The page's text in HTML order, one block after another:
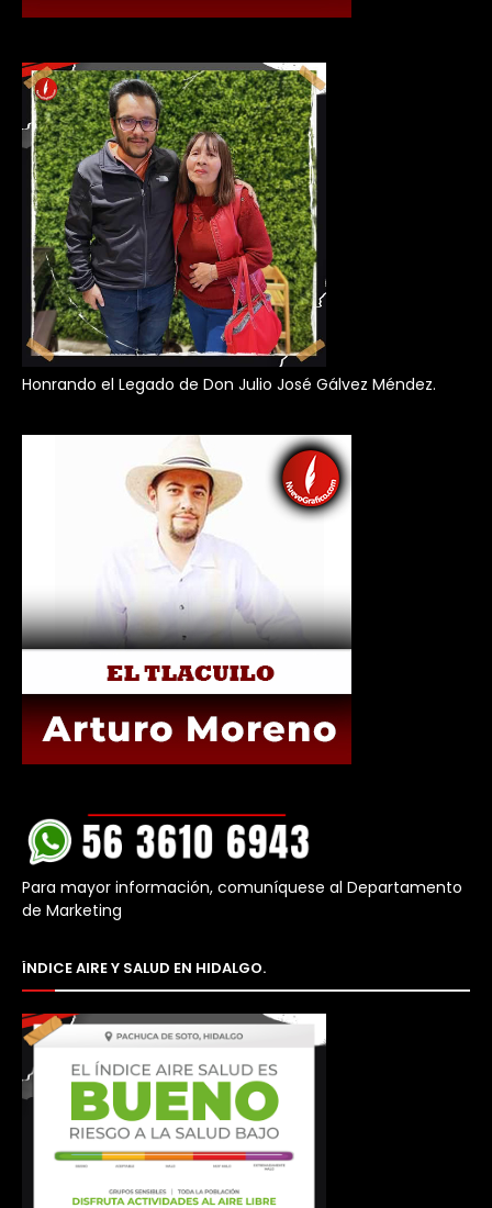
Honrando el Legado de Don Julio José Gálvez Méndez.
Para mayor información, comuníquese al Departamento
de Marketing
ÍNDICE AIRE Y SALUD EN HIDALGO.